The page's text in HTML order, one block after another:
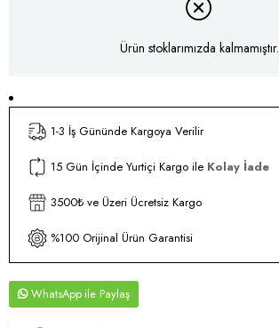
Ürün stoklarımızda kalmamıştır.
1-3 İş Gününde Kargoya Verilir
15 Gün İçinde Yurtiçi Kargo ile Kolay İade
3500₺ ve Üzeri Ücretsiz Kargo
%100 Orijinal Ürün Garantisi
WhatsApp